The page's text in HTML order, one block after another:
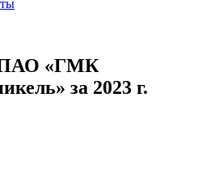
ПАО «ГМК
за 2023 г.